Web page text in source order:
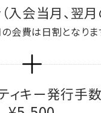
（入会当月、翌
会費は日割となりま
ィキー発行手